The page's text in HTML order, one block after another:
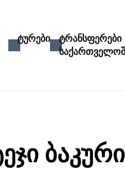
ტურები
ტრანსფერები